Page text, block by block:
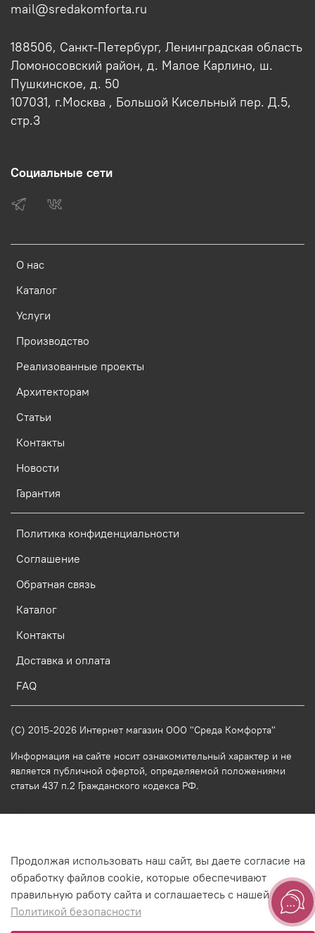
О нас
Каталог
Услуги
Производство
Реализованные проекты
Архитекторам
Статьи
Контакты
Новости
Гарантия
Политика конфиденциальности
Соглашение
Обратная связь
Каталог
Контакты
Доставка и оплата
FAQ
mail@sredakomforta.ru
188506, Санкт-Петербург, Ленинградская область
Ломоносовский район, д. Малое Карлино, ш.
Пушкинское, д. 50
107031, г.Москва , Большой Кисельный пер. Д.5,
стр.3
Социальные сети
(C) 2015-2026 Интернет магазин ООО "Среда Комфорта"
Информация на сайте носит ознакомительный характер и не
является публичной офертой, определяемой положениями
статьи 437 п.2 Гражданского кодекса РФ.
Продолжая использовать наш сайт, вы даете согласие на
обработку файлов cookie, которые обеспечивают
правильную работу сайта и соглашаетесь с нашей
Политикой безопасности